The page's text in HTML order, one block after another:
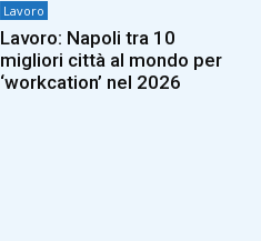
Lavoro
Lavoro: Napoli tra 10
migliori città al mondo per
‘workcation’ nel 2026